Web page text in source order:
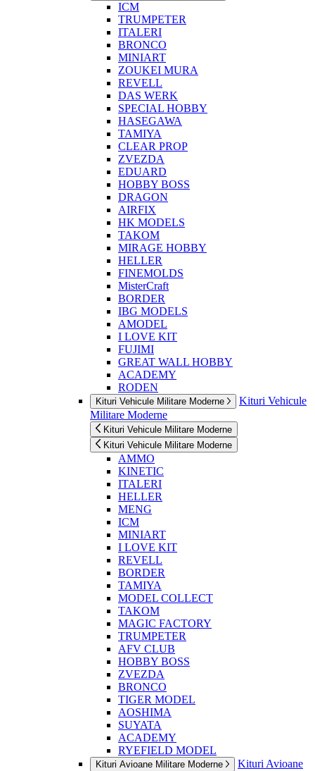
ICM
TRUMPETER
ITALERI
BRONCO
MINIART
ZOUKEI MURA
REVELL
DAS WERK
SPECIAL HOBBY
HASEGAWA
TAMIYA
CLEAR PROP
ZVEZDA
EDUARD
HOBBY BOSS
DRAGON
AIRFIX
HK MODELS
TAKOM
MIRAGE HOBBY
HELLER
FINEMOLDS
MisterCraft
BORDER
IBG MODELS
AMODEL
I LOVE KIT
FUJIMI
GREAT WALL HOBBY
ACADEMY
RODEN
Kituri Vehicule Militare Moderne
Kituri Vehicule
Militare Moderne
Kituri Vehicule Militare Moderne
Kituri Vehicule Militare Moderne
AMMO
KINETIC
ITALERI
HELLER
MENG
ICM
MINIART
I LOVE KIT
REVELL
BORDER
TAMIYA
MODEL COLLECT
TAKOM
MAGIC FACTORY
TRUMPETER
AFV CLUB
HOBBY BOSS
ZVEZDA
BRONCO
TIGER MODEL
AOSHIMA
SUYATA
ACADEMY
RYEFIELD MODEL
Kituri Avioane Militare Moderne
Kituri Avioane